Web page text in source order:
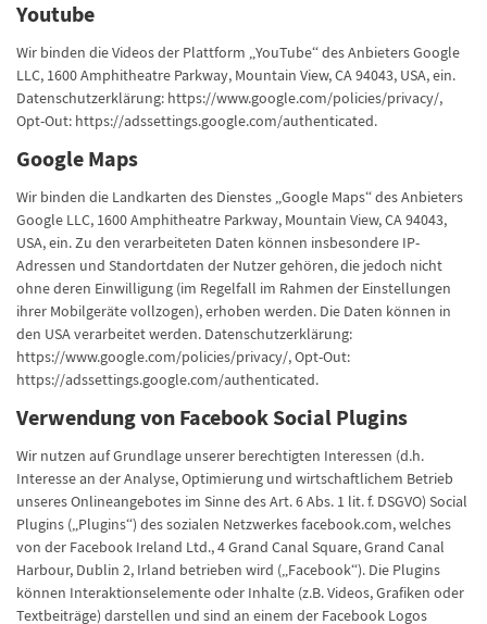
Youtube
Wir binden die Videos der Plattform „YouTube“ des Anbieters Google
LLC, 1600 Amphitheatre Parkway, Mountain View, CA 94043, USA, ein.
Datenschutzerklärung: https://www.google.com/policies/privacy/,
Opt-Out: https://adssettings.google.com/authenticated.
Google Maps
Wir binden die Landkarten des Dienstes „Google Maps“ des Anbieters
Google LLC, 1600 Amphitheatre Parkway, Mountain View, CA 94043,
USA, ein. Zu den verarbeiteten Daten können insbesondere IP-
Adressen und Standortdaten der Nutzer gehören, die jedoch nicht
ohne deren Einwilligung (im Regelfall im Rahmen der Einstellungen
ihrer Mobilgeräte vollzogen), erhoben werden. Die Daten können in
den USA verarbeitet werden. Datenschutzerklärung:
https://www.google.com/policies/privacy/, Opt-Out:
https://adssettings.google.com/authenticated.
Verwendung von Facebook Social Plugins
Wir nutzen auf Grundlage unserer berechtigten Interessen (d.h.
Interesse an der Analyse, Optimierung und wirtschaftlichem Betrieb
unseres Onlineangebotes im Sinne des Art. 6 Abs. 1 lit. f. DSGVO) Social
Plugins („Plugins“) des sozialen Netzwerkes facebook.com, welches
von der Facebook Ireland Ltd., 4 Grand Canal Square, Grand Canal
Harbour, Dublin 2, Irland betrieben wird („Facebook“). Die Plugins
können Interaktionselemente oder Inhalte (z.B. Videos, Grafiken oder
Textbeiträge) darstellen und sind an einem der Facebook Logos